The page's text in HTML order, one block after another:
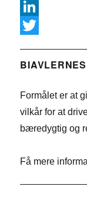
F
a
e
o
L
n
e
n
w
t
r
Formålet er at
vilkår for at
bæredygtig og
Få mere